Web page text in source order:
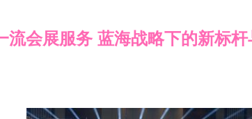
流会展服务 蓝海战略下的新标